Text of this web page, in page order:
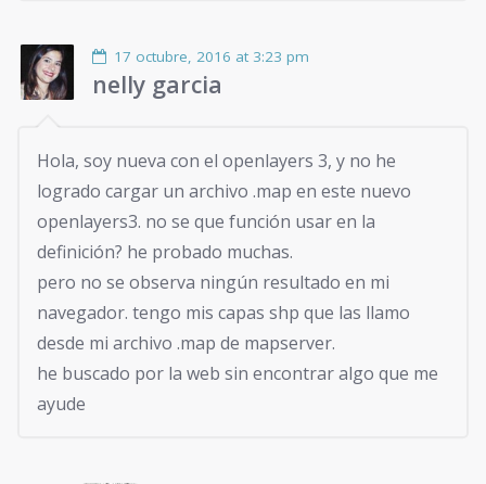
17 octubre, 2016 at 3:23 pm
nelly garcia
Hola, soy nueva con el openlayers 3, y no he
logrado cargar un archivo .map en este nuevo
openlayers3. no se que función usar en la
definición? he probado muchas.
pero no se observa ningún resultado en mi
navegador. tengo mis capas shp que las llamo
desde mi archivo .map de mapserver.
he buscado por la web sin encontrar algo que me
ayude